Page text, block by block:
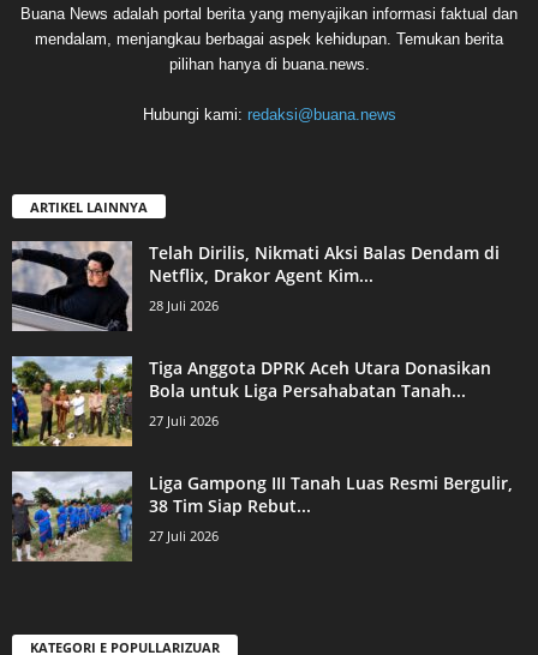
Buana News adalah portal berita yang menyajikan informasi faktual dan
mendalam, menjangkau berbagai aspek kehidupan. Temukan berita
pilihan hanya di buana.news.
Hubungi kami: redaksi@buana.news
ARTIKEL LAINNYA
Telah Dirilis, Nikmati Aksi Balas Dendam di
Netflix, Drakor Agent Kim...
28 Juli 2026
Tiga Anggota DPRK Aceh Utara Donasikan
Bola untuk Liga Persahabatan Tanah...
27 Juli 2026
Liga Gampong III Tanah Luas Resmi Bergulir,
38 Tim Siap Rebut...
27 Juli 2026
KATEGORI E POPULLARIZUAR